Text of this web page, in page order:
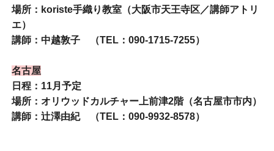
場所：koriste手織り教室（大阪市天王寺区／講師アトリ
エ）
講師：中越敦子 （TEL：090-1715-7255）
名古屋
日程：11月予定
場所：オリウッドカルチャー上前津2階（名古屋市市内）
講師：辻澤由紀 （TEL：090-9932-8578）